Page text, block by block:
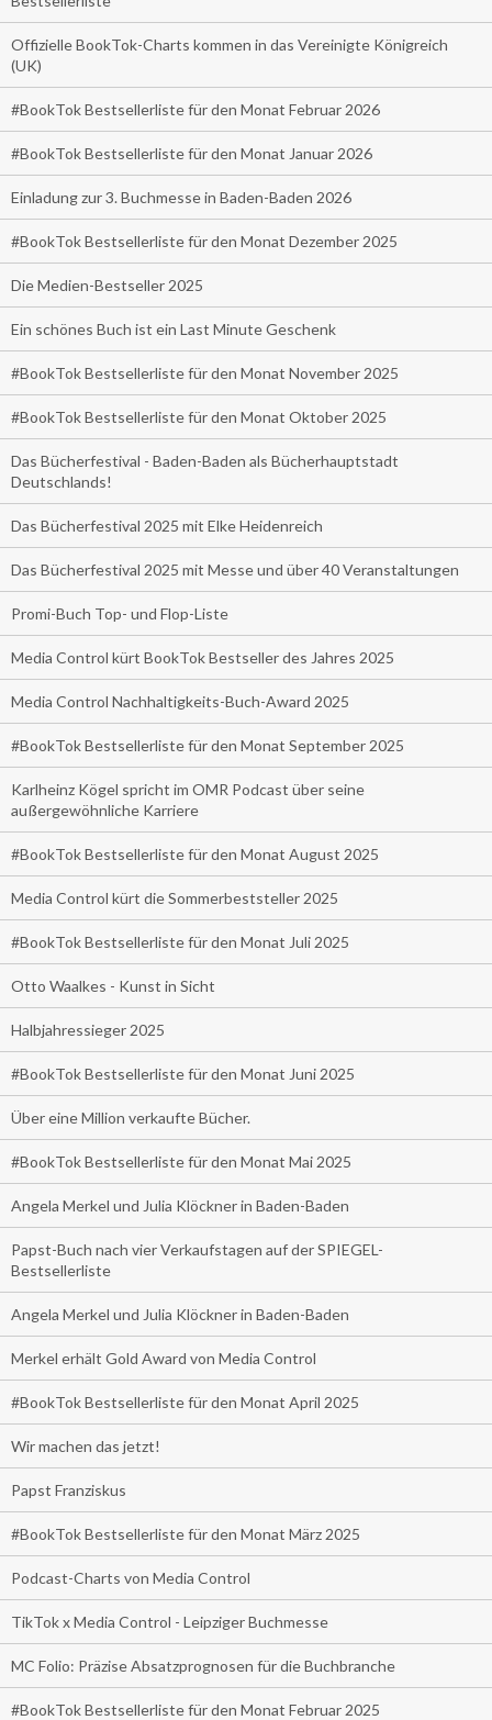
Offizielle BookTok-Charts kommen in das Vereinigte Königreich
(UK)
#BookTok Bestsellerliste für den Monat Februar 2026
#BookTok Bestsellerliste für den Monat Januar 2026
Einladung zur 3. Buchmesse in Baden-Baden 2026
#BookTok Bestsellerliste für den Monat Dezember 2025
Die Medien-Bestseller 2025
Ein schönes Buch ist ein Last Minute Geschenk
#BookTok Bestsellerliste für den Monat November 2025
#BookTok Bestsellerliste für den Monat Oktober 2025
Das Bücherfestival - Baden-Baden als Bücherhauptstadt
Deutschlands!
Das Bücherfestival 2025 mit Elke Heidenreich
Das Bücherfestival 2025 mit Messe und über 40 Veranstaltungen
Promi-Buch Top- und Flop-Liste
Media Control kürt BookTok Bestseller des Jahres 2025
Media Control Nachhaltigkeits-Buch-Award 2025
#BookTok Bestsellerliste für den Monat September 2025
Karlheinz Kögel spricht im OMR Podcast über seine
außergewöhnliche Karriere
#BookTok Bestsellerliste für den Monat August 2025
Media Control kürt die Sommerbeststeller 2025
#BookTok Bestsellerliste für den Monat Juli 2025
Otto Waalkes - Kunst in Sicht
Halbjahressieger 2025
#BookTok Bestsellerliste für den Monat Juni 2025
Über eine Million verkaufte Bücher.
#BookTok Bestsellerliste für den Monat Mai 2025
Angela Merkel und Julia Klöckner in Baden-Baden
Papst-Buch nach vier Verkaufstagen auf der SPIEGEL-
Bestsellerliste
Angela Merkel und Julia Klöckner in Baden-Baden
Merkel erhält Gold Award von Media Control
#BookTok Bestsellerliste für den Monat April 2025
Wir machen das jetzt!
Papst Franziskus
#BookTok Bestsellerliste für den Monat März 2025
Podcast-Charts von Media Control
TikTok x Media Control - Leipziger Buchmesse
MC Folio: Präzise Absatzprognosen für die Buchbranche
#BookTok Bestsellerliste für den Monat Februar 2025